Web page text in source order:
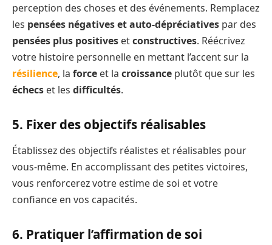
perception des choses et des événements. Remplacez
les pensées négatives et auto-dépréciatives par des
pensées plus positives etconstructives. Réécrivez
votre histoire personnelle en mettant l’accent sur la
résilience, la force et la croissance plutôt que sur les
échecs et les difficultés.
5. Fixer des objectifs réalisables
Établissez des objectifs réalistes et réalisables pour
vous-même. En accomplissant des petites victoires,
vous renforcerez votre estime de soi et votre
confiance en vos capacités.
6. Pratiquer l’affirmation de soi